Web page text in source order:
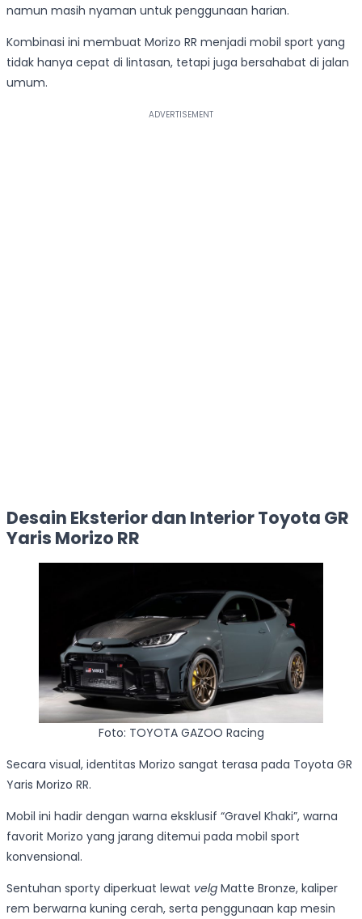
namun masih nyaman untuk penggunaan harian.
Kombinasi ini membuat Morizo RR menjadi mobil sport yang
tidak hanya cepat di lintasan, tetapi juga bersahabat di jalan
umum.
Desain Eksterior dan Interior Toyota GR
Yaris Morizo RR
Foto: TOYOTA GAZOO Racing
Secara visual, identitas Morizo sangat terasa pada Toyota GR
Yaris Morizo RR.
Mobil ini hadir dengan warna eksklusif “Gravel Khaki”, warna
favorit Morizo yang jarang ditemui pada mobil sport
konvensional.
Sentuhan sporty diperkuat lewat velg Matte Bronze, kaliper
rem berwarna kuning cerah, serta penggunaan kap mesin